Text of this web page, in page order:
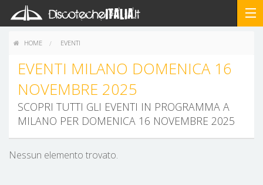
HOME EVENTI
EVENTI MILANO DOMENICA 16
NOVEMBRE 2025
SCOPRI TUTTI GLI EVENTI IN PROGRAMMA A
MILANO PER DOMENICA 16 NOVEMBRE 2025
Nessun elemento trovato.